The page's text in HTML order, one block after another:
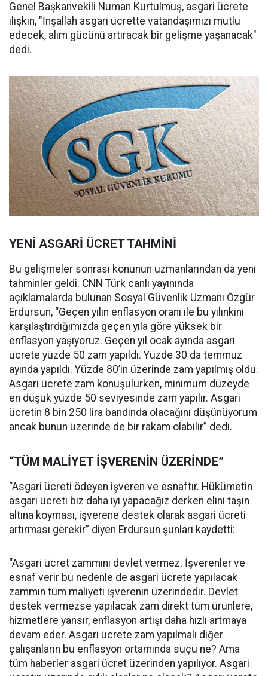
Genel Başkanvekili Numan Kurtulmuş, asgari ücrete
ilişkin, "İnşallah asgari ücrette vatandaşımızı mutlu
edecek, alım gücünü artıracak bir gelişme yaşanacak"
dedi.
YENİ ASGARİ ÜCRET TAHMİNİ
Bu gelişmeler sonrası konunun uzmanlarından da yeni
tahminler geldi. CNN Türk canlı yayınında
açıklamalarda bulunan Sosyal Güvenlik Uzmanı Özgür
Erdursun, “Geçen yılın enflasyon oranı ile bu yılınkini
karşılaştırdığımızda geçen yıla göre yüksek bir
enflasyon yaşıyoruz. Geçen yıl ocak ayında asgari
ücrete yüzde 50 zam yapıldı. Yüzde 30 da temmuz
ayında yapıldı. Yüzde 80’in üzerinde zam yapılmış oldu.
Asgari ücrete zam konuşulurken, minimum düzeyde
en düşük yüzde 50 seviyesinde zam yapılır. Asgari
ücretin 8 bin 250 lira bandında olacağını düşünüyorum
ancak bunun üzerinde de bir rakam olabilir” dedi.
“TÜM MALİYET İŞVERENİN ÜZERİNDE”
“Asgari ücreti ödeyen işveren ve esnaftır. Hükümetin
asgari ücreti biz daha iyi yapacağız derken elini taşın
altına koyması, işverene destek olarak asgari ücreti
artırması gerekir” diyen Erdursun şunları kaydetti:
“Asgari ücret zammını devlet vermez. İşverenler ve
esnaf verir bu nedenle de asgari ücrete yapılacak
zammın tüm maliyeti işverenin üzerindedir. Devlet
destek vermezse yapılacak zam direkt tüm ürünlere,
hizmetlere yansır, enflasyon artışı daha hızlı artmaya
devam eder. Asgari ücrete zam yapılmalı diğer
çalışanların bu enflasyon ortamında suçu ne? Ama
tüm haberler asgari ücret üzerinden yapılıyor. Asgari